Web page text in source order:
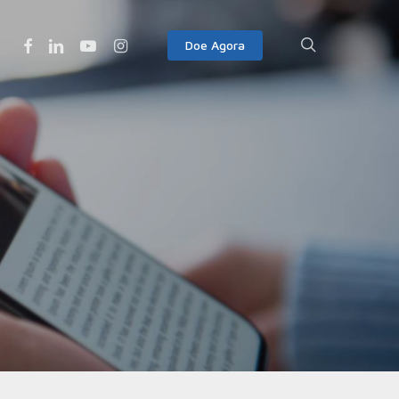
Doe Agora
FacebookLinkedinYoutubeInstagram